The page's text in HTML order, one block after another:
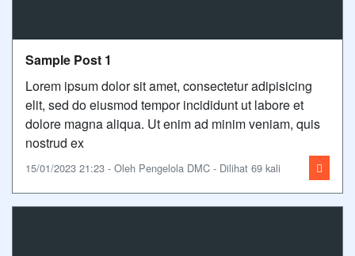
Sample Post 1
Lorem ipsum dolor sit amet, consectetur adipisicing
elit, sed do eiusmod tempor incididunt ut labore et
dolore magna aliqua. Ut enim ad minim veniam, quis
nostrud ex
15/01/2023 21:23 - Oleh Pengelola DMC - Dilihat 69 kali